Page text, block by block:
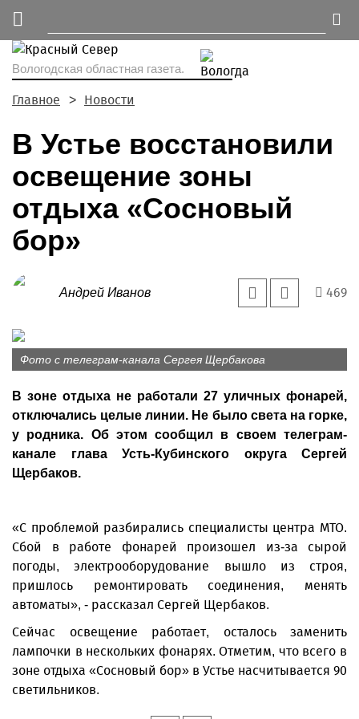
Вологодская областная газета.
Главное Новости
В Устье восстановили
освещение зоны
отдыха «Сосновый
бор»
Андрей Иванов 469
Фото с телеграм-канала Сергея Щербакова
В зоне отдыха не работали 27 уличных фонарей,
отключались целые линии. Не было света на горке,
у родника. Об этом сообщил в своем телеграм-
канале глава Усть-Кубинского округа Сергей
Щербаков.
«С проблемой разбирались специалисты центра МТО.
Сбой в работе фонарей произошел из-за сырой
погоды, электрооборудование вышло из строя,
пришлось ремонтировать соединения, менять
автоматы», - рассказал Сергей Щербаков.
Сейчас освещение работает, осталось заменить
лампочки в нескольких фонарях. Отметим, что всего в
зоне отдыха «Сосновый бор» в Устье насчитывается 90
светильников.